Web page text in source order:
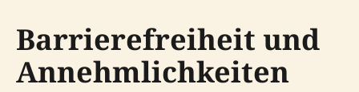
Barrierefreiheit und
Annehmlichkeiten